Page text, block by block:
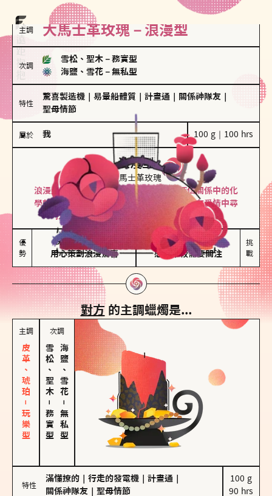
主調 大馬士革玫瑰－浪漫型
次調
雪松、聖木 － 務實型
海鹽、雪花 － 無私型
特性
驚喜製造機 易暈船體質 計畫通 關係神隊友
聖母情節
屬於 我 100 g｜100 hrs
浪漫型
大馬士革玫瑰
浪漫型的人以激情與性吸引力為基礎，深信關係中的化
學效應，認為每次相遇都是命中註定。傾向在愛情中尋
找火花，經常表達對另一半的愛意和讚美。
優
勢
保持戀愛新鮮感
用心策劃浪漫驚喜
情緒起伏較大
感情中較需要關注
挑
戰
對方的主調蠟燭是...
主調
皮革、琥珀－玩樂型
次調
雪松、聖木
－
務實型
海鹽、雪花
－
無私型
特性
滿懂撩的 行走的發電機 計畫通
關係神隊友
聖母情節
100 g
90 hrs